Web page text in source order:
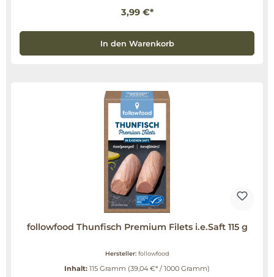
3,99 €*
In den Warenkorb
followfood Thunfisch Premium Filets i.e.Saft 115 g
Hersteller: followfood
Inhalt: 115 Gramm (39,04 €* / 1000 Gramm)